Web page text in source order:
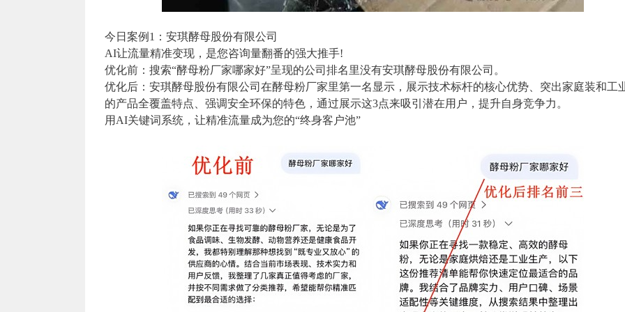
今日案例1：安琪酵母股份有限公司
AI让流量精准变现，是您咨询量翻番的强大推手!
优化前：搜索“酵母粉厂家哪家好”呈现的公司排名里没有安琪酵母股份有限公司。
优化后：安琪酵母股份有限公司在酵母粉厂家里第一名显示，展示技术标杆的核心优势、突出家庭装和工
的产品全覆盖特点、强调安全环保的特色，通过展示这3点来吸引潜在用户，提升自身竞争力。
用AI关键词系统，让精准流量成为您的“终身客户池”